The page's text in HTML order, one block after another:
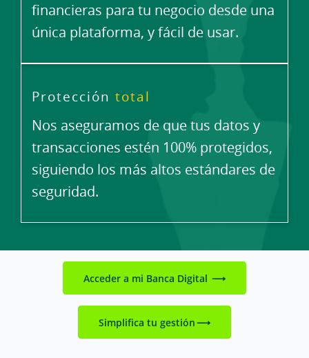
financieras para tu negocio desde una
única plataforma, y fácil de usar.
Protección total
Nos aseguramos de que tus datos y
transacciones estén 100% protegidos,
siguiendo los más altos estándares de
seguridad.
Acceder a mi Banca Digital
Simplifica tu gestión